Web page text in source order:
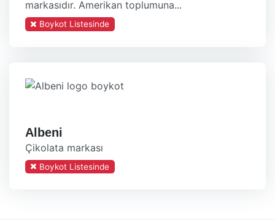
markasıdır. Amerikan toplumuna...
Boykot Listesinde
Albeni
Çikolata markası
Boykot Listesinde